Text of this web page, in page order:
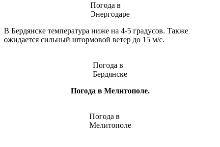
Погода в
Энергодаре
В Бердянске температура ниже на 4-5 градусов. Также
ожидается сильный штормовой ветер до 15 м/с.
Погода в
Бердянске
Погода в Мелитополе.
Погода в
Мелитополе